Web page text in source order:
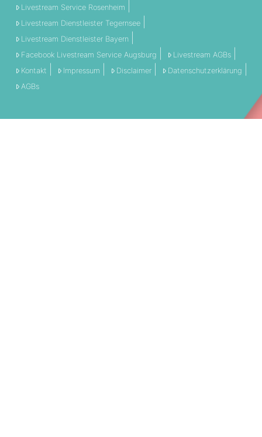
Livestream Service Rosenheim
Livestream Dienstleister Tegernsee
Livestream Dienstleister Bayern
Facebook Livestream Service Augsburg
Livestream AGBs
Kontakt
Impressum Disclaimer
Datenschutzerklärung
AGBs